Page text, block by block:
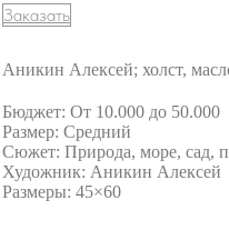
Заказать
Аникин Алексей; холст,
Бюджет: От 10.000 до 50.000
Размер: Средний
Сюжет: Природа, море, сад,
Художник: Аникин Алексей
Размеры: 45×60